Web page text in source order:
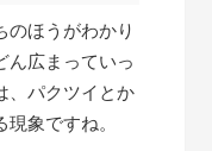
のほうがわかり
ん広まっていっ
、パクツイとか
象ですね。